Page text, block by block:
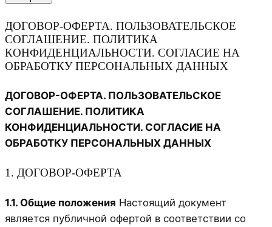
ДОГОВОР-ОФЕРТА. ПОЛЬЗОВАТЕЛЬСКОЕ
СОГЛАШЕНИЕ. ПОЛИТИКА
КОНФИДЕНЦИАЛЬНОСТИ. СОГЛАСИЕ НА
ОБРАБОТКУ ПЕРСОНАЛЬНЫХ ДАННЫХ
ДОГОВОР-ОФЕРТА. ПОЛЬЗОВАТЕЛЬСКОЕ
СОГЛАШЕНИЕ. ПОЛИТИКА
КОНФИДЕНЦИАЛЬНОСТИ. СОГЛАСИЕ НА
ОБРАБОТКУ ПЕРСОНАЛЬНЫХ ДАННЫХ
1. ДОГОВОР-ОФЕРТА
1.1. Общие положения Настоящий документ
является публичной офертой в соответствии со